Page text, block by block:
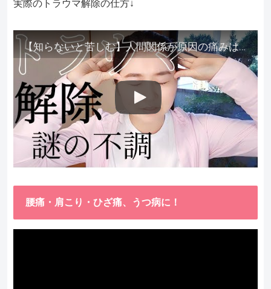
実際のトラウマ解除の仕方↓
【知らないと苦しむ】人間関係が原因の痛みはトラウマ解除が必須。病院に行っても原因不明で治らない不調はこれをしてからケアしてみてください。
腰痛・肩こり・ひざ痛、うつ病に！